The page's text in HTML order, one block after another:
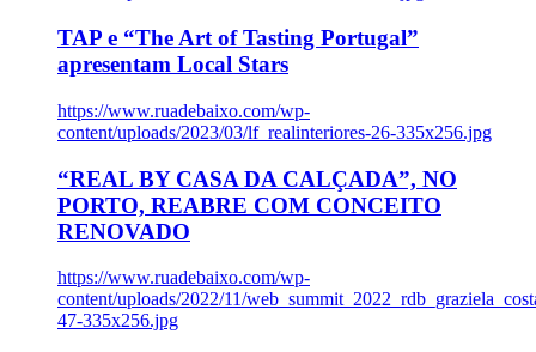
TAP e “The Art of Tasting Portugal”
apresentam Local Stars
https://www.ruadebaixo.com/wp-
content/uploads/2023/03/lf_realinteriores-26-335x256.jpg
“REAL BY CASA DA CALÇADA”, NO
PORTO, REABRE COM CONCEITO
RENOVADO
https://www.ruadebaixo.com/wp-
content/uploads/2022/11/
47-335x256.jpg